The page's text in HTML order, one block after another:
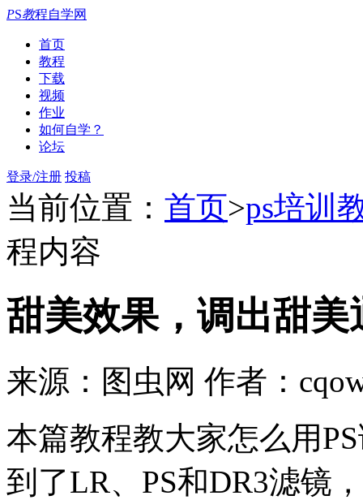
PS教程自学网
首页
教程
下载
视频
作业
如何自学？
论坛
登录/注册 投稿
当前位置： 首页>ps培训
程内容
甜美效果，调出甜
来源：图虫网 作者：
本篇教程教大家怎么用
到了LR、PS和DR3滤镜